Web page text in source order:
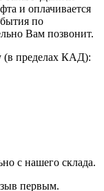
и оплачивается
по
Вам позвонит.
(в пределах КАД):
с нашего склада.
первым.